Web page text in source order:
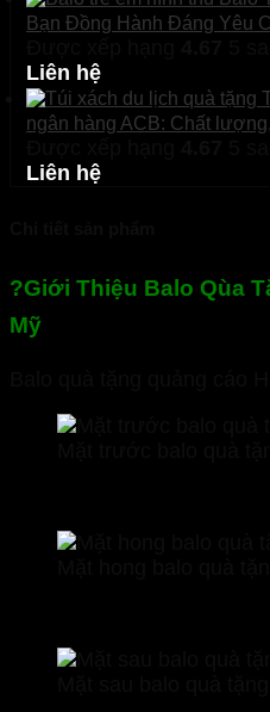
Bạn Đồng Hành Đáng Yêu
Liên hệ
ngân hàng ACB: Chất
Liên hệ
?Giới Thiệu Balo Qùa
Mỹ